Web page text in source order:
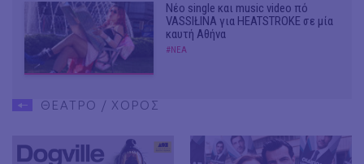
Νέο single και music video πό
VASSIŁINA για HEATSTROKE σε μία
καυτή Αθήνα
#ΝΕΑ
ΘΕΑΤΡΟ / ΧΟΡΟΣ